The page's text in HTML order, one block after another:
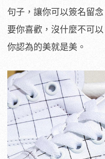
句子，讓你可以簽名留
要你喜歡，沒什麼不可
你認為的美就是美。